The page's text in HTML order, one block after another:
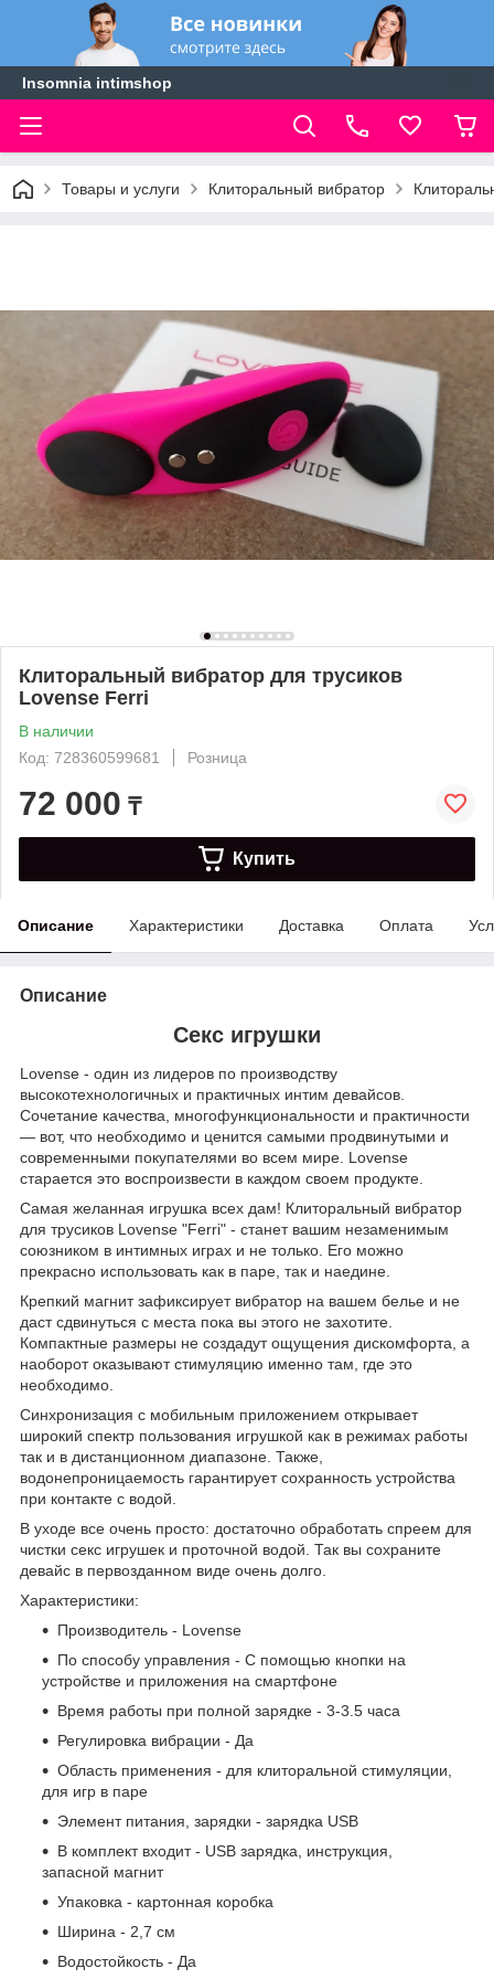
Insomnia intimshop
Товары и услуги Клиторальный вибратор
Клиторальный вибратор для трусиков
Lovense Ferri
В наличии
Код: 728360599681
Розница
72 000 ₸
Купить
Описание Характеристики Доставка Оплата
Описание
Секс игрушки
Lovense - один из лидеров по производству
высокотехнологичных и практичных интим девайсов.
Сочетание качества, многофункциональности и практичности
— вот, что необходимо и ценится самыми продвинутыми и
современными покупателями во всем мире. Lovense
старается это воспроизвести в каждом своем продукте.
Самая желанная игрушка всех дам! Клиторальный вибратор
для трусиков Lovense "Ferri" - станет вашим незаменимым
союзником в интимных играх и не только. Его можно
прекрасно использовать как в паре, так и наедине.
Крепкий магнит зафиксирует вибратор на вашем белье и не
даст сдвинуться с места пока вы этого не захотите.
Компактные размеры не создадут ощущения дискомфорта, а
наоборот оказывают стимуляцию именно там, где это
необходимо.
Синхронизация с мобильным приложением открывает
широкий спектр пользования игрушкой как в режимах работы
так и в дистанционном диапазоне. Также,
водонепроницаемость гарантирует сохранность устройства
при контакте с водой.
В уходе все очень просто: достаточно обработать спреем для
чистки секс игрушек и проточной водой. Так вы сохраните
девайс в первозданном виде очень долго.
Характеристики:
Производитель - Lovense
По способу управления - С помощью кнопки на
устройстве и приложения на смартфоне
Время работы при полной зарядке - 3-3.5 часа
Регулировка вибрации - Да
Область применения - для клиторальной стимуляции,
для игр в паре
Элемент питания, зарядки - зарядка USB
В комплект входит - USB зарядка, инструкция,
запасной магнит
Упаковка - картонная коробка
Ширина - 2,7 см
Водостойкость - Да